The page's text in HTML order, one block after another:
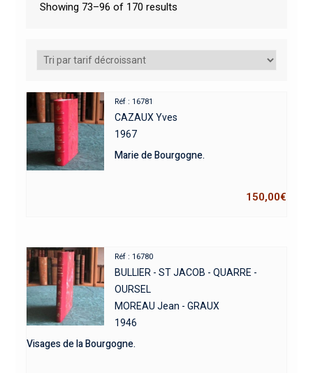
Showing 73–96 of 170 results
Réf : 16781
CAZAUX Yves
1967
Marie de Bourgogne.
150,00€
Réf : 16780
BULLIER - ST JACOB - QUARRE -
OURSEL
MOREAU Jean - GRAUX
1946
Visages de la Bourgogne.